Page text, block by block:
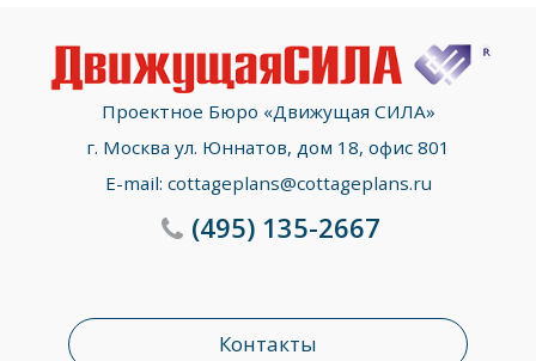
Проектное Бюро «Движущая СИЛА»
г. Москва ул. Юннатов, дом 18, офис 801
E-mail: cottageplans@cottageplans.ru
Контакты
(495)135-2667